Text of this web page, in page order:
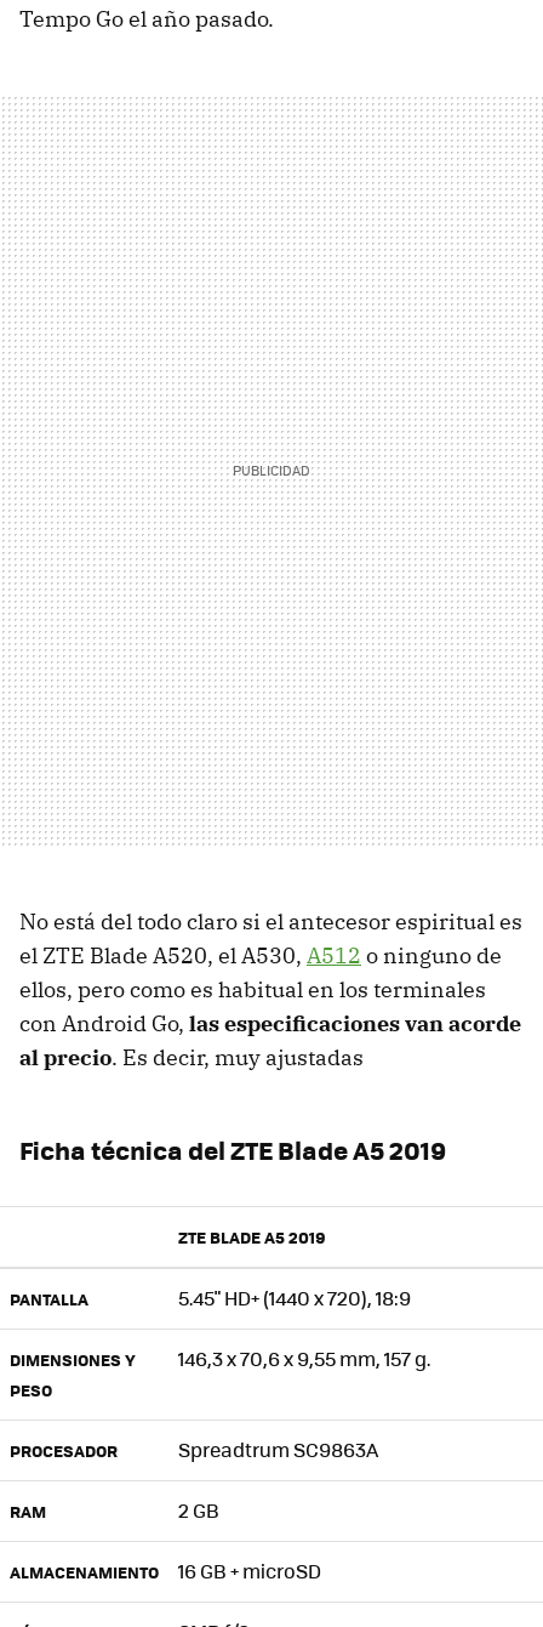
Tempo Go el año pasado.
No está del todo claro si el antecesor espiritual es
el ZTE Blade A520, el A530, A512 o ninguno de
ellos, pero como es habitual en los terminales
con Android Go, las especificaciones van acorde
al precio. Es decir, muy ajustadas
Ficha técnica del ZTE Blade A5 2019
ZTE BLADE A5 2019
PANTALLA 5.45" HD+ (1440 x 720), 18:9
DIMENSIONES Y
PESO
146,3 x 70,6 x 9,55 mm, 157 g.
PROCESADOR Spreadtrum SC9863A
RAM 2 GB
ALMACENAMIENTO 16 GB + microSD